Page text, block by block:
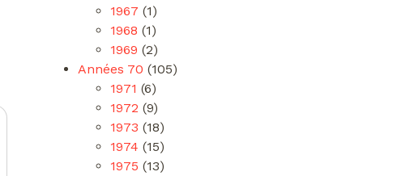
1967 (1)
1968 (1)
1969 (2)
Années 70 (105)
1971 (6)
1972 (9)
1973 (18)
1974 (15)
1975 (13)